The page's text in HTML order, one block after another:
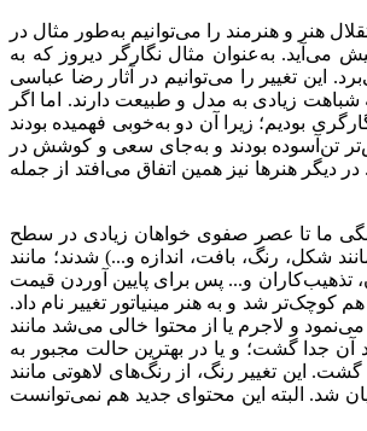
هنر و هنرمند را می‌توانیم به‌طور مثال در
می‌آید. به‌عنوان مثال نگارگر دیروز که به
تغییر را می‌توانیم در آثار رضا عباسی
زیادی به مدل و طبیعت دارند. اما اگر
بودیم؛ زیرا آن دو به‌خوبی فهمیده بودند
تن‌آسوده بودند و به‌جای سعی و کوشش در
هنرها نیز همین اتفاق می‌افتد از جمله
ما تا عصر صفوی خواهان زیادی در سطح
شکل، رنگ، بافت، اندازه و...) شدند؛ مانند
تذهیب‌کاران و... پس برای پایین آوردن قیمت
شد و به هنر مینیاتور تغییر نام داد.
و لاجرم یا از محتوا خالی می‌شد مانند
آن جدا گشت؛ و یا در بهترین حالت مجبور به
این تغییر رنگ، از رنگ‌های لاهوتی مانند
شد. البته این محتوای جدید هم نمی‌توانست